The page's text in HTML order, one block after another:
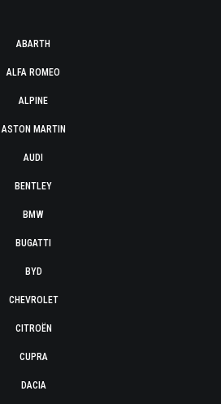
ABARTH
ALFA ROMEO
ALPINE
ASTON MARTIN
AUDI
BENTLEY
BMW
BUGATTI
BYD
CHEVROLET
CITROËN
CUPRA
DACIA